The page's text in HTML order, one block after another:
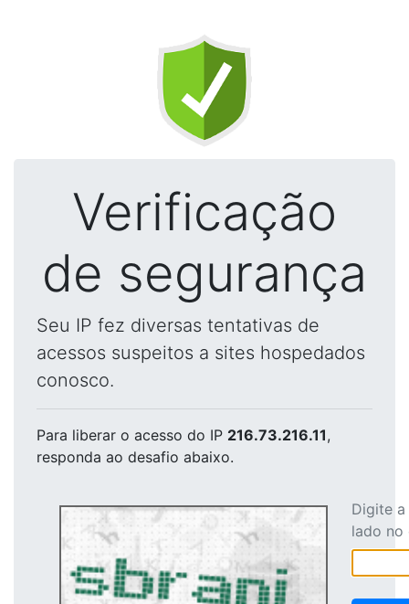
Verificação
de segurança
Seu IP fez diversas tentativas de
acessos suspeitos a sites hospedados
conosco.
Para liberar o acesso do IP 216.73.216.11,
responda ao desafio abaixo.
Digite
lado no